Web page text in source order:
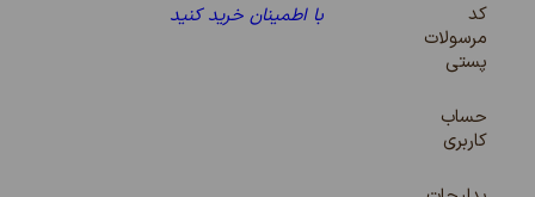
کد
مرسولات
پستی
حساب
کاربری
با اطمینان خرید کنید